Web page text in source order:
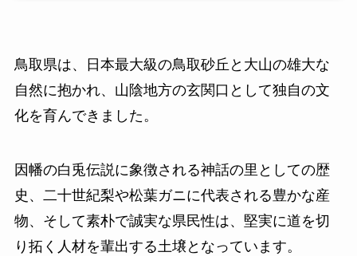
鳥取県は、日本最大級の鳥取砂丘と大山の雄大な
自然に抱かれ、山陰地方の玄関口として独自の文
化を育んできました。
因幡の白兎伝説に象徴される神話の里としての歴
史、二十世紀梨や松葉ガニに代表される豊かな産
物、そして素朴で誠実な県民性は、堅実に道を切
り拓く人材を輩出する土壌となっています。